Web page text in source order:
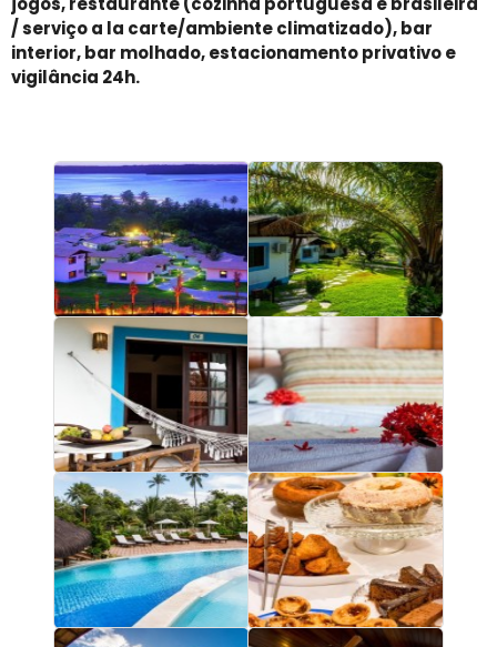
/ serviço a la carte/ambiente climatizado), bar
interior, bar molhado, estacionamento privativo e
vigilância 24h.